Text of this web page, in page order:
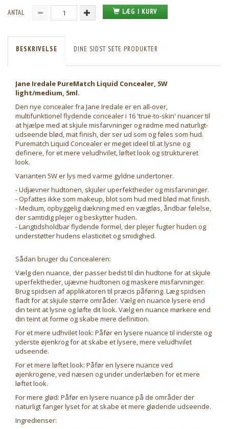
ANTAL LÆG I KURV
BESKRIVELSE DINE SIDST SETE PRODUKTER
Jane Iredale PureMatch Liquid Concealer, 5W
light/medium, 5ml.
Den nye concealer fra Jane Iredale er en all-over,
multifunktionel flydende concealer i 16 'true-to-skin' nuancer til
at hjælpe med at skjule misfarvninger og rødme med naturligt-
udseende blød, mat finish, der ser ud som og føles som hud.
Purematch Liquid Concealer er meget ideel til at lysne og
definere, for et mere veludhvilet, løftet look og struktureret
look.
Varianten 5W er lys med varme gyldne undertoner.
- Udjævner hudtonen, skjuler uperfektheder og misfarvninger.
- Opfattes ikke som makeup, blot som hud med blød mat finish.
- Medium, opbyggelig dækning med en vægtløs, åndbar følelse,
der samtidig plejer og beskytter huden.
- Langtidsholdbar flydende formel, der plejer fugter huden og
understøtter hudens elasticitet og smidighed.
Sådan bruger du Concealeren:
Vælg den nuance, der passer bedst til din hudtone for at skjule
uperfektheder, ujævne hudtonen og maskere misfarvninger.
Brug spidsen af ​​applikatoren til præcis påføring. Læg spidsen
fladt for at skjule større områder. Vælg en nuance lysere end
din teint at lysne og løfte dit look. Vælg en nuance mørkere end
din teint at forme og skabe mere definition.
For et mere udhvilet look: Påfør en lysere nuance til inderste og
yderste øjenkrog for at skabe et lysere, mere veludhvilet
udseende.
For et mere løftet look: Påfør en lysere nuance ved
øjenkrogene, ved næsen og under underlæben for et mere
løftet look.
For mere glød: Påfør en lysere nuance på de områder der
naturligt fanger lyset for at skabe et mere glødende udseende.
Ingredienser: